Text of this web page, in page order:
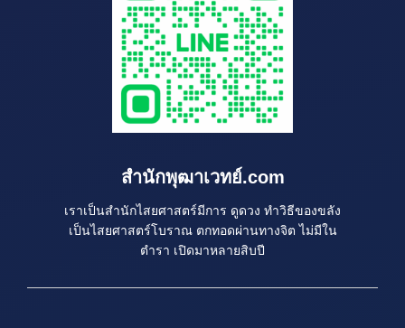
สำนักพุฒาเวทย์.com
เราเป็นสำนักไสยศาสตร์มีการ ดูดวง ทำวิธีของขลัง
เป็นไสยศาสตร์โบราณ ตกทอดผ่านทางจิต ไม่มีใน
ตำรา เปิดมาหลายสิบปี